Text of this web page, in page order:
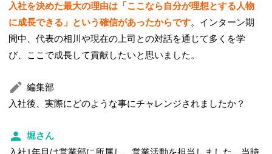
入社を決めた最大の理由は「ここなら自分が理想とする人物
に成長できる」という確信があったからです。インターン期
間中、代表の相川や現在の上司との対話を通じて多くを学
び、ここで成長して貢献したいと思いました。
編集部
入社後、実際にどのような事にチャレンジされましたか？
堀さん